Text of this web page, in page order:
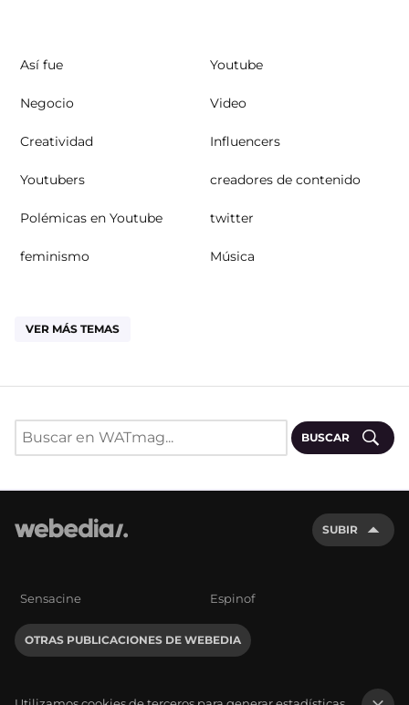
Así fue Youtube
Negocio Video
Creatividad Influencers
Youtubers creadores de contenido
Polémicas en Youtube twitter
feminismo Música
VER MÁS TEMAS
BUSCAR
SUBIR
Sensacine Espinof
OTRAS PUBLICACIONES DE WEBEDIA